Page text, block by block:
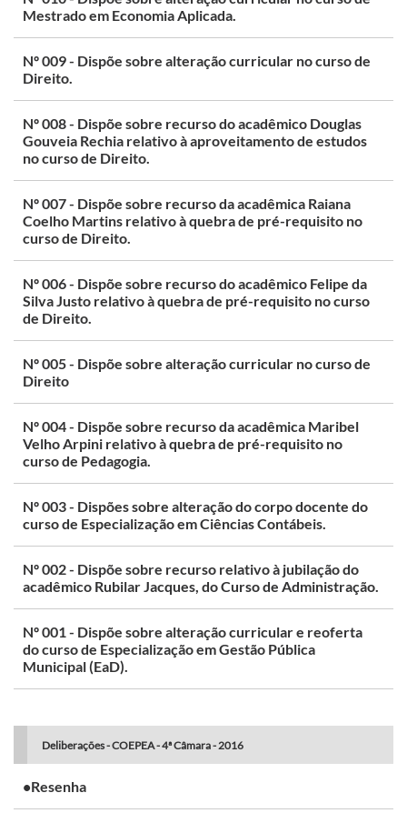
Mestrado em Economia Aplicada.
Nº 009 - Dispõe sobre alteração curricular no curso de
Direito.
Nº 008 - Dispõe sobre recurso do acadêmico Douglas
Gouveia Rechia relativo à aproveitamento de estudos
no curso de Direito.
Nº 007 - Dispõe sobre recurso da acadêmica Raiana
Coelho Martins relativo à quebra de pré-requisito no
curso de Direito.
Nº 006 - Dispõe sobre recurso do acadêmico Felipe da
Silva Justo relativo à quebra de pré-requisito no curso
de Direito.
Nº 005 - Dispõe sobre alteração curricular no curso de
Direito
Nº 004 - Dispõe sobre recurso da acadêmica Maribel
Velho Arpini relativo à quebra de pré-requisito no
curso de Pedagogia.
Nº 003 - Dispões sobre alteração do corpo docente do
curso de Especialização em Ciências Contábeis.
Nº 002 - Dispõe sobre recurso relativo à jubilação do
acadêmico Rubilar Jacques, do Curso de Administração.
Nº 001 - Dispõe sobre alteração curricular e reoferta
do curso de Especialização em Gestão Pública
Municipal (EaD).
Deliberações - COEPEA - 4ª Câmara - 2016
•Resenha